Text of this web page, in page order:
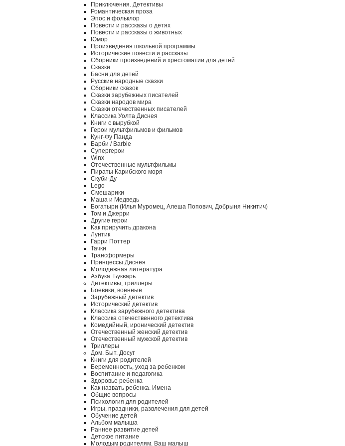
Приключения. Детективы
Романтическая проза
Эпос и фольклор
Повести и рассказы о детях
Повести и рассказы о животных
Юмор
Произведения школьной программы
Исторические повести и рассказы
Сборники произведений и хрестоматии для детей
Сказки
Басни для детей
Русские народные сказки
Сборники сказок
Сказки зарубежных писателей
Сказки народов мира
Сказки отечественных писателей
Классика Уолта Диснея
Книги с вырубкой
Герои мультфильмов и фильмов
Кунг-Фу Панда
Барби / Barbie
Супергерои
Winx
Отечественные мультфильмы
Пираты Карибского моря
Скуби-Ду
Lego
Смешарики
Маша и Медведь
Богатыри (Илья Муромец, Алеша Попович, Добрыня Никитич)
Том и Джерри
Другие герои
Как приручить дракона
Лунтик
Гарри Поттер
Тачки
Трансформеры
Принцессы Диснея
Молодежная литература
Азбука. Букварь
Детективы, триллеры
Боевики, военные
Зарубежный детектив
Исторический детектив
Классика зарубежного детектива
Классика отечественного детектива
Комедийный, иронический детектив
Отечественный женский детектив
Отечественный мужской детектив
Триллеры
Дом. Быт. Досуг
Книги для родителей
Беременность, уход за ребенком
Воспитание и педагогика
Здоровье ребенка
Как назвать ребенка. Имена
Общие вопросы
Психология для родителей
Игры, праздники, развлечения для детей
Обучение детей
Альбом малыша
Раннее развитие детей
Детское питание
Молодым родителям. Ваш малыш